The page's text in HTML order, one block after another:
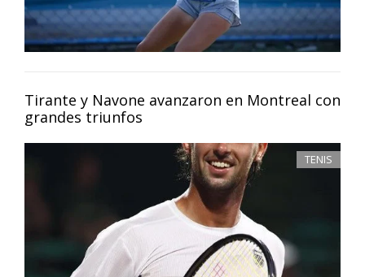
Tirante y Navone avanzaron en Montreal con
grandes triunfos
TENIS